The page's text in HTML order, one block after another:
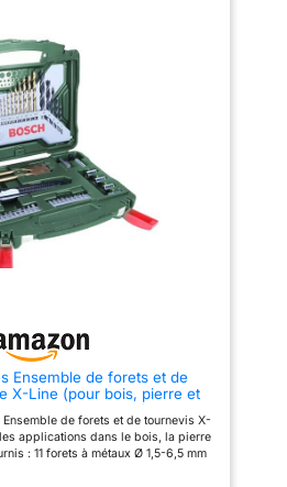
16/22 mm, 1 x support universel,
clé à douille 5/6/8/10/11/12/13
mm, 1 x fraise, 1 x clé Allen
Domaines d'application : Les
au perçage dans le bois, le
métal et la pierre; L'utilisation
d'un liquide de refroidissement
est recommandée pour le
perçage des métaux
Compatibilité : Convient à tous
les perceuses filaires ou sans
Ensemble de forets et de
X-Line (pour bois, pierre et
perceuses)
Ensemble de forets et de tournevis X-
applications dans le bois, la pierre
: 11 forets à métaux Ø 1,5-6,5 mm